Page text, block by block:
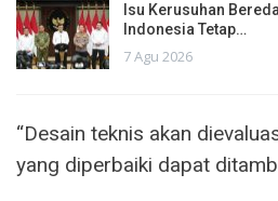
Isu Kerusuhan
Indonesia Tetap…
7 Agu 2026
“Desain teknis akan
yang diperbaiki dapat